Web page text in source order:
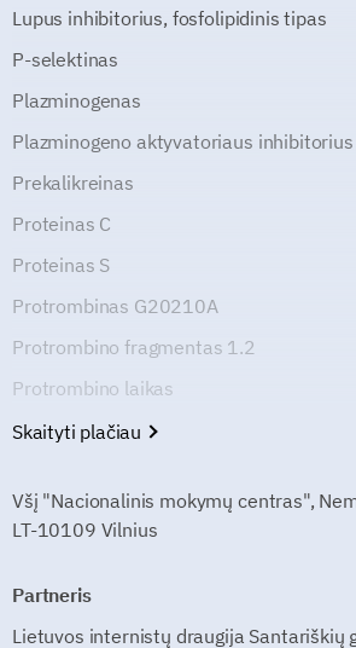
Lupus inhibitorius, fosfolipidinis tipas
P-selektinas
Plazminogenas
Plazminogeno aktyvatoriaus inhibitorius
Prekalikreinas
Proteinas C
Proteinas S
Protrombinas G20210A
Protrombino fragmentas 1.2
Protrombino laikas
Skaityti plačiau
Všį "Nacionalinis mokymų centras",
LT-10109 Vilnius
Partneris
Lietuvos internistų draugija Santariškių